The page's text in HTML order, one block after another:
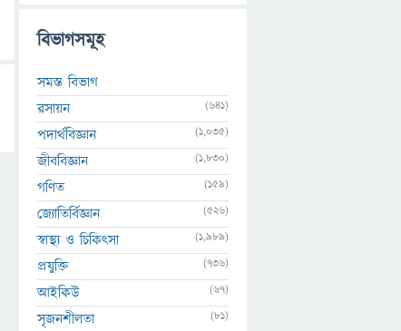
বিভাগসমূহ
সমস্ত বিভাগ
রসায়ন
(641)
পদার্থবিজ্ঞান (1,035)
জীববিজ্ঞান (1,830)
গণিত (159)
জ্যোতির্বিজ্ঞান (526)
স্বাস্থ্য ও চিকিৎসা (1,989)
প্রযুক্তি (736)
আইকিউ (67)
সৃজনশীলতা (81)